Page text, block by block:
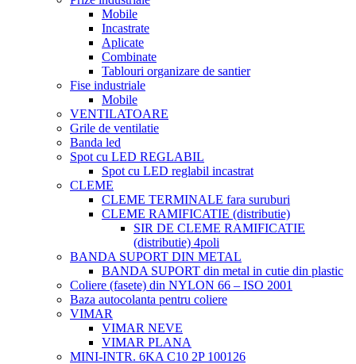
Mobile
Incastrate
Aplicate
Combinate
Tablouri organizare de santier
Fise industriale
Mobile
VENTILATOARE
Grile de ventilatie
Banda led
Spot cu LED REGLABIL
Spot cu LED reglabil incastrat
CLEME
CLEME TERMINALE fara suruburi
CLEME RAMIFICATIE (distributie)
SIR DE CLEME RAMIFICATIE
(distributie) 4poli
BANDA SUPORT DIN METAL
BANDA SUPORT din metal in cutie din plastic
Coliere (fasete) din NYLON 66 – ISO 2001
Baza autocolanta pentru coliere
VIMAR
VIMAR NEVE
VIMAR PLANA
MINI-INTR. 6KA C10 2P 100126